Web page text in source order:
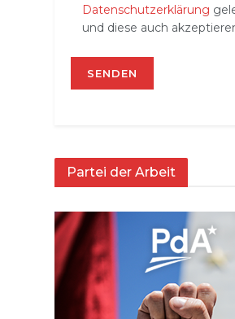
Datenschutzerklärung
und diese auch
Partei der Arbeit